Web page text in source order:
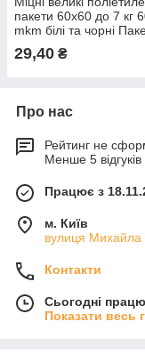
пакети 60х60 до 7 кг
mkm білі та чорні
логотипом компанії
100 шт.
29,40 ₴
Про нас
Рейтинг не
Менше 5 відгуків
Працює з
м. Київ
вулиця Михайла
Контакти
Сьогодні
Показати весь